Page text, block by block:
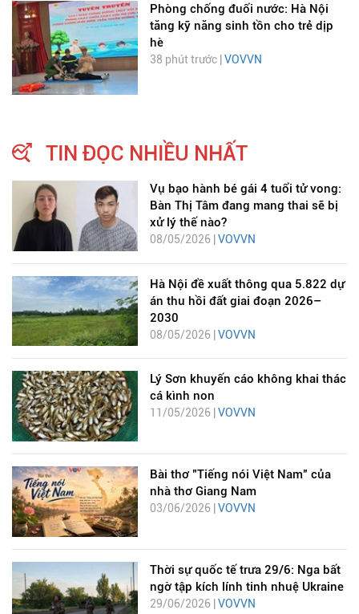
Phòng chống đuối nước: Hà Nội
tăng kỹ năng sinh tồn cho trẻ dịp
hè
38 phút trước | VOVVN
TIN ĐỌC NHIỀU NHẤT
Vụ bạo hành bé gái 4 tuổi tử vong:
Bàn Thị Tâm đang mang thai sẽ bị
xử lý thế nào?
08/05/2026 | VOVVN
Hà Nội đề xuất thông qua 5.822 dự
án thu hồi đất giai đoạn 2026–
2030
08/05/2026 | VOVVN
Lý Sơn khuyến cáo không khai thác
cá kình non
11/05/2026 | VOVVN
Bài thơ "Tiếng nói Việt Nam" của
nhà thơ Giang Nam
03/06/2026 | VOVVN
Thời sự quốc tế trưa 29/6: Nga bất
ngờ tập kích lính tinh nhuệ Ukraine
29/06/2026 | VOVVN